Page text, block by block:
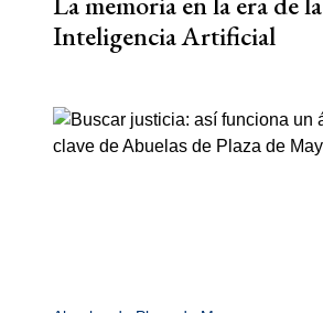
Inteligencia Artificial